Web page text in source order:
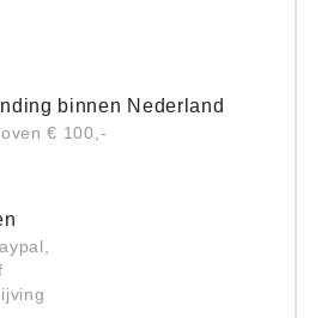
binnen Nederland
€ 100,-